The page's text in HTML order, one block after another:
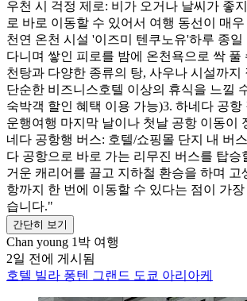
우천 시 걱정 제로: 비가 오거나 날씨가 좋
로 바로 이동할 수 있어서 여행 동선이 매우
천연 온천 시설 '이즈미 텐쿠노유' ​하루 종일
다니며 쌓인 피로를 밤에 온천욕으로 싹 풀
천탕과 다양한 종류의 탕, 사우나 시설까지
단순한 비즈니스호텔 이상의 휴식을 느낄
숙박객 할인 혜택 이용 가능) ​3. 하네다 공
운행 ​여행 마지막 날이나 첫날 공항 이동이
네다 공항행 버스: 호텔/쇼핑몰 단지 내 버
다 공항으로 바로 가는 리무진 버스를 탑승
거운 캐리어를 끌고 지하철 환승을 하며 고
항까지 한 번에 이동할 수 있다는 점이 가
습니다."
간단히 보기
Chan young 1박 여행
2일 전에 게시됨
호텔 빌라 퐁텐 그랜드 도쿄 아리아케